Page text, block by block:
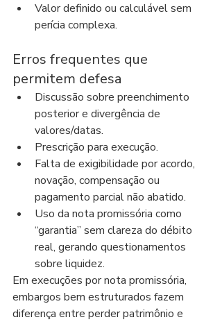
Valor definido ou calculável sem
perícia complexa.
Erros frequentes que
permitem defesa
Discussão sobre preenchimento
posterior e divergência de
valores/datas.
Prescrição para execução.
Falta de exigibilidade por acordo,
novação, compensação ou
pagamento parcial não abatido.
Uso da nota promissória como
“garantia” sem clareza do débito
real, gerando questionamentos
sobre liquidez.
Em execuções por nota promissória,
embargos bem estruturados fazem
diferença entre perder patrimônio e